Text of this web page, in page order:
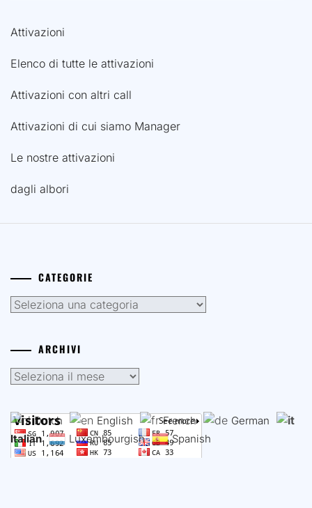
Attivazioni
Elenco di tutte le attivazioni
Attivazioni con altri call
Attivazioni di cui siamo Manager
Le nostre attivazioni
dagli albori
CATEGORIE
Categorie
ARCHIVI
Archivi
Dutch English French
German
Italian
Luxembourgish Spanish